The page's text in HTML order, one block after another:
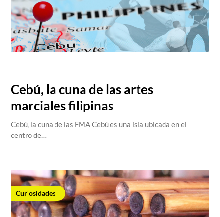
Cebú, la cuna de las artes
marciales filipinas
Cebú, la cuna de las FMA Cebú es una isla ubicada en el
centro de…
Curiosidades